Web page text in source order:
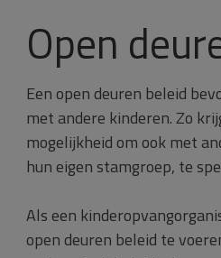
Open
Een open deuren beleid
met andere kinderen. Zo
mogelijkheid om ook met
hun eigen stamgroep, te
Als een
open deuren beleid te